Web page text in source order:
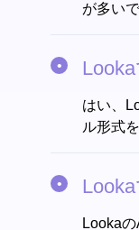
が多いで
はい、
ル形式
Looka